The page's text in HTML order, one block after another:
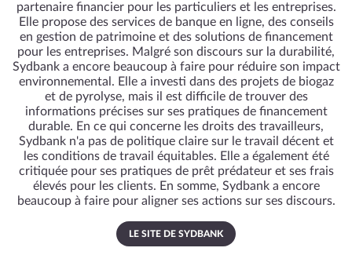
partenaire financier pour les particuliers et les entreprises.
Elle propose des services de banque en ligne, des conseils
en gestion de patrimoine et des solutions de financement
pour les entreprises. Malgré son discours sur la durabilité,
Sydbank a encore beaucoup à faire pour réduire son impact
environnemental. Elle a investi dans des projets de biogaz
et de pyrolyse, mais il est difficile de trouver des
informations précises sur ses pratiques de financement
durable. En ce qui concerne les droits des travailleurs,
Sydbank n'a pas de politique claire sur le travail décent et
les conditions de travail équitables. Elle a également été
critiquée pour ses pratiques de prêt prédateur et ses frais
élevés pour les clients. En somme, Sydbank a encore
beaucoup à faire pour aligner ses actions sur ses discours.
LE SITE DE SYDBANK